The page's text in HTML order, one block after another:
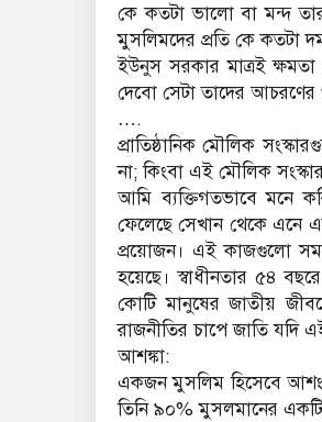
কে কতটা ভালো বা মন্দ তার
মুসলিমদের প্রতি কে কতটা
ইউনুস সরকার মাত্রই
দেবো সেটা তাদের আচরণের
….
প্রাতিষ্ঠানিক মৌলিক
না; কিংবা এই মৌলিক
আমি ব্যক্তিগতভাবে মনে
ফেলেছে সেখান থেকে এনে
প্রয়োজন। এই কাজগুলো
হয়েছে। স্বাধীনতার ৫৪
কোটি মানুষের জাতীয়
রাজনীতির চাপে জাতি
আশঙ্কা:
একজন মুসলিম হিসেবে
তিনি ৯০% মুসলমানের একটি